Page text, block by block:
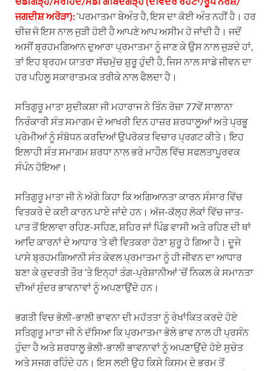
ਜਗਦੀਸ਼ ਅਰੋੜਾ):‘ਪਰਮਾਤਮਾ ਬੇਅੰਤ ਹੈ, ਇਸ ਦਾ ਕੋਈ ਅੰਤ ਨਹੀਂ ਹੈ। ਹਰ
ਚੀਜ਼ ਜੋ ਇਸ ਨਾਲ ਜੁੜੀ ਹੋਈ ਹੈ ਆਪਣੇ ਆਪ ਅਸੀਮ ਹੋ ਜਾਂਦੀ ਹੈ। ਜਦੋਂ
ਅਸੀਂ ਬ੍ਰਹਮਗਿਆਨ ਦੁਆਰਾ ਪ੍ਰਮਾਤਮਾ ਨੂੰ ਜਾਣ ਕੇ ਉਸ ਨਾਲ ਜੁੜਦੇ ਹਾਂ,
ਤਾਂ ਇਹ ਬ੍ਰਹਮ ਯਾਤਰਾ ਸੱਚਮੁੱਚ ਸ਼ੁਰੂ ਹੁੰਦੀ ਹੈ, ਜਿਸ ਨਾਲ ਸਾਡੇ ਜੀਵਨ ਦਾ
ਹਰ ਪਹਿਲੂ ਸਕਾਰਾਤਮਕ ਤਰੀਕੇ ਨਾਲ ਫੈਲਦਾ ਹੈ।
ਸਤਿਗੁਰੂ ਮਾਤਾ ਸੁਦੀਕਸ਼ਾ ਜੀ ਮਹਾਰਾਜ ਨੇ ਤਿੰਨ ਰੋਜ਼ਾ 77ਵੇਂ ਸਾਲਾਨਾ
ਨਿਰੰਕਾਰੀ ਸੰਤ ਸਮਾਗਮ ਦੇ ਆਖਰੀ ਦਿਨ ਹਾਜ਼ਰ ਸ਼ਰਧਾਲੂਆਂ ਅਤੇ ਪ੍ਰਭੂ
ਪ੍ਰੇਮੀਆਂ ਨੂੰ ਸੰਬੋਧਨ ਕਰਦਿਆਂ ਉਪਰੋਕਤ ਵਿਚਾਰ ਪ੍ਰਗਟ ਕੀਤੇ। ਇਹ
ਇਲਾਹੀ ਸੰਤ ਸਮਾਗਮ ਸ਼ਰਧਾ ਨਾਲ ਭਰੇ ਮਾਹੌਲ ਵਿੱਚ ਸਫਲਤਾਪੂਰਵਕ
ਸੰਪੰਨ ਹੋਇਆ।
ਸਤਿਗੁਰੂ ਮਾਤਾ ਜੀ ਨੇ ਅੱਗੇ ਕਿਹਾ ਕਿ ਅਗਿਆਨਤਾ ਕਾਰਨ ਸੰਸਾਰ ਵਿੱਚ
ਵਿਤਕਰੇ ਦੇ ਕਈ ਕਾਰਨ ਪਾਏ ਜਾਂਦੇ ਹਨ। ਅੱਜ-ਕੱਲ੍ਹ ਲੋਕਾਂ ਵਿੱਚ ਜਾਤ-
ਪਾਤ ਤੋਂ ਇਲਾਵਾ ਰਹਿਣ-ਸਹਿਣ, ਸ਼ਹਿਰ ਜਾਂ ਪਿੰਡ ਵਾਸੀ ਅਤੇ ਰਹਿਣ ਦੀ ਥਾਂ
ਆਦਿ ਕਾਰਨਾਂ ਦੇ ਆਧਾਰ ’ਤੇ ਵੀ ਵਿਤਕਰਾ ਹੋਣਾ ਸ਼ੁਰੂ ਹੋ ਗਿਆ ਹੈ। ਦੂਜੇ
ਪਾਸੇ ਬ੍ਰਹਮਗਿਆਨੀ ਸੰਤ ਕੇਵਲ ਪ੍ਰਮਾਤਮਾ ਨੂੰ ਹੀ ਜੀਵਨ ਦਾ ਆਧਾਰ
ਬਣਾ ਕੇ ਕੁਦਰਤੀ ਤੌਰ ‘ਤੇ ਇਨ੍ਹਾਂ ਤੰਗ-ਪ੍ਰੇਸ਼ਾਨੀਆਂ ‘ਚੋਂ ਨਿਕਲ ਕੇ ਸਮਾਨਤਾ
ਦੀਆਂ ਸੁੰਦਰ ਭਾਵਨਾਵਾਂ ਨੂੰ ਅਪਣਾਉਂਦੇ ਹਨ।
ਭਗਤੀ ਵਿਚ ਭੋਲੀ-ਭਾਲੀ ਭਾਵਨਾ ਦੀ ਮਹੱਤਤਾ ਨੂੰ ਰੇਖਾਂਕਿਤ ਕਰਦੇ ਹੋਏ
ਸਤਿਗੁਰੂ ਮਾਤਾ ਜੀ ਨੇ ਦੱਸਿਆ ਕਿ ਪ੍ਰਮਾਤਮਾ ਭੋਲੇ ਭਾਵ ਨਾਲ ਹੀ ਪ੍ਰਸੰਨ
ਹੁੰਦਾ ਹੈ ਅਤੇ ਸ਼ਰਧਾਲੂ ਭੋਲੀ-ਭਾਲੀ ਭਾਵਨਾਵਾਂ ਨੂੰ ਅਪਣਾਉਂਦੇ ਹੋਏ ਸੁਚੇਤ
ਅਤੇ ਸਜਗ ਰਹਿੰਦੇ ਹਨ। ਇਸ ਲਈ ਉਹ ਕਿਸੇ ਕਿਸਮ ਦੇ ਭਰਮ ਤੋਂ